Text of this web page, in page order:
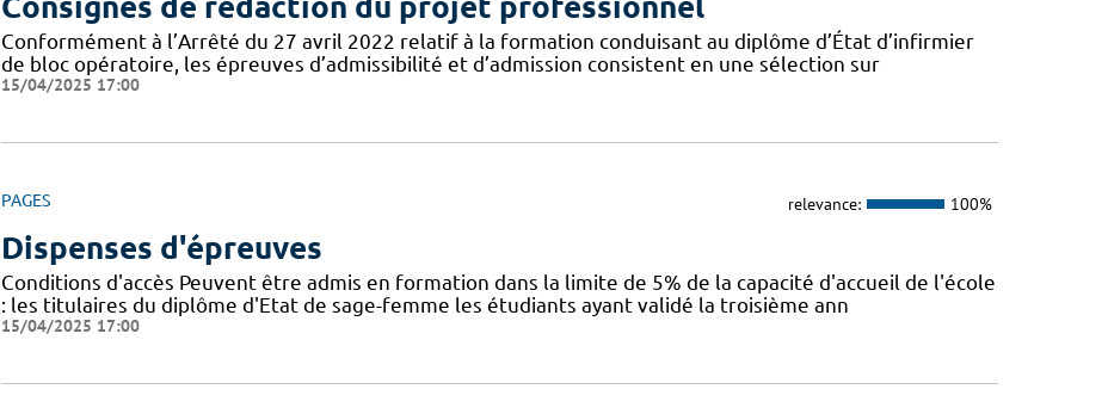
Consignes de rédaction du projet professionnel
Conformément à l’Arrêté du 27 avril 2022 relatif à la formation conduisant au diplôme d’État d’infirmier
de bloc opératoire, les épreuves d’admissibilité et d’admission consistent en une sélection sur
15/04/2025 17:00
PAGES relevance: 100%
Dispenses d'épreuves
Conditions d'accès Peuvent être admis en formation dans la limite de 5% de la capacité d'accueil de l'école
: les titulaires du diplôme d'Etat de sage-femme les étudiants ayant validé la troisième ann
15/04/2025 17:00